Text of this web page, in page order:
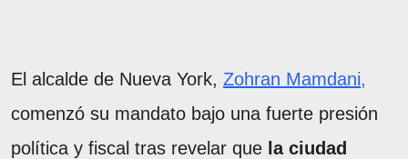
El alcalde de Nueva York, Zohran Mamdani,
comenzó su mandato bajo una fuerte presión
política y fiscal tras revelar que la ciudad